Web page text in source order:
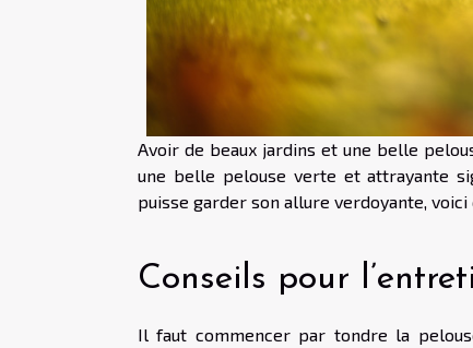
Avoir de beaux jardins et une belle
une belle pelouse verte et attrayante
puisse garder son allure verdoyante,
Conseils pour
Il faut commencer par tondre la